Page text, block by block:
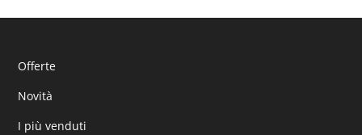
Offerte
Novità
I più venduti